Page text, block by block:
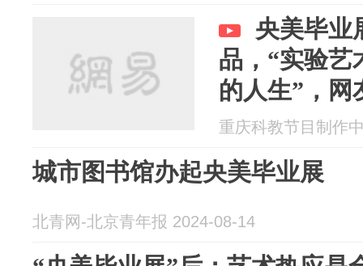
央美毕业
品，“实验艺
的人生”，网
间干净多了
重庆科教节目制作
城市图书馆办起央美毕业展
北青网-北京青年报 2024-08-14